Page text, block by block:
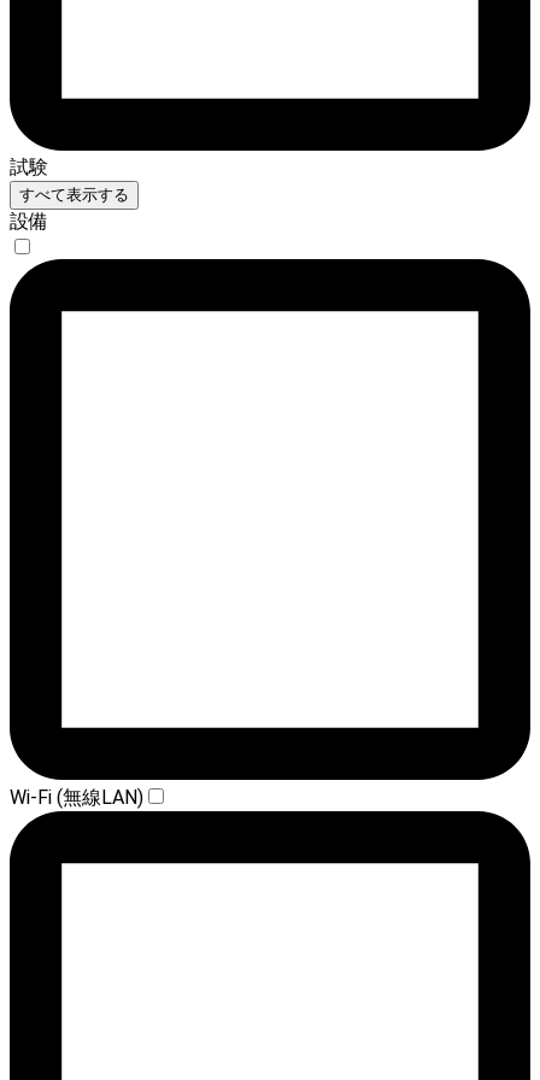
試験
すべて表示する
設備
Wi-Fi (無線LAN)